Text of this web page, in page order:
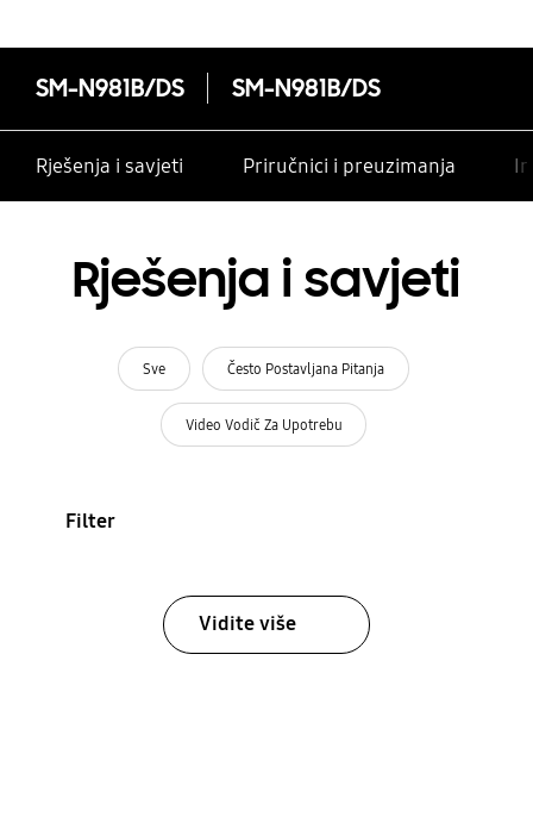
SM-N981B/DS SM-N981B/DS
Rješenja i savjeti Priručnici i preuzimanja
Rješenja i savjeti
Sve Često Postavljana Pitanja
Video Vodič Za Upotrebu
Filter
Vidite više